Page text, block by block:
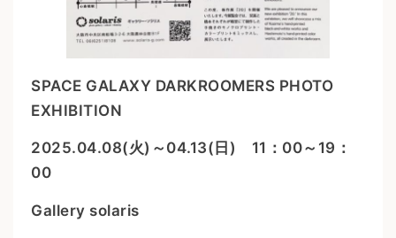
SPACE GALAXY DARKROOMERS PHOTO
EXHIBITION
2025.04.08(火)～04.13(日) 11：00～19：
00
Gallery solaris